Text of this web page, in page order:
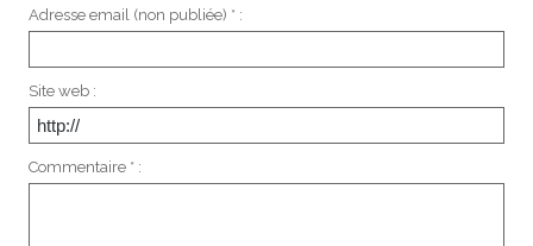
Adresse email (non publiée) * :
Site web :
Commentaire * :